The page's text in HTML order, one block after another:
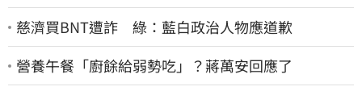
慈濟買BNT遭詐 綠：藍白政治人物應道歉
營養午餐「廚餘給弱勢吃」？蔣萬安回應了